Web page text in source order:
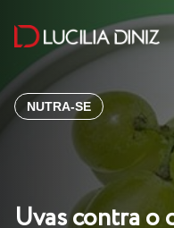
NUTRA-SE
Uvas contra o